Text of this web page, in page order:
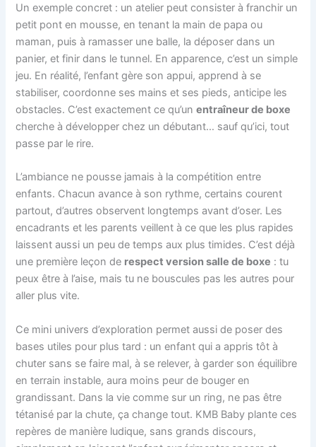
Un exemple concret : un atelier peut consister à franchir un
petit pont en mousse, en tenant la main de papa ou
maman, puis à ramasser une balle, la déposer dans un
panier, et finir dans le tunnel. En apparence, c’est un simple
jeu. En réalité, l’enfant gère son appui, apprend à se
stabiliser, coordonne ses mains et ses pieds, anticipe les
obstacles. C’est exactement ce qu’unentraîneur de boxe
cherche à développer chez un débutant… sauf qu’ici, tout
passe par le rire.
L’ambiance ne pousse jamais à la compétition entre
enfants. Chacun avance à son rythme, certains courent
partout, d’autres observent longtemps avant d’oser. Les
encadrants et les parents veillent à ce que les plus rapides
laissent aussi un peu de temps aux plus timides. C’est déjà
une première leçon de respect version salle de boxe : tu
peux être à l’aise, mais tu ne bouscules pas les autres pour
aller plus vite.
Ce mini univers d’exploration permet aussi de poser des
bases utiles pour plus tard : un enfant qui a appris tôt à
chuter sans se faire mal, à se relever, à garder son équilibre
en terrain instable, aura moins peur de bouger en
grandissant. Dans la vie comme sur un ring, ne pas être
tétanisé par la chute, ça change tout. KMB Baby plante ces
repères de manière ludique, sans grands discours,